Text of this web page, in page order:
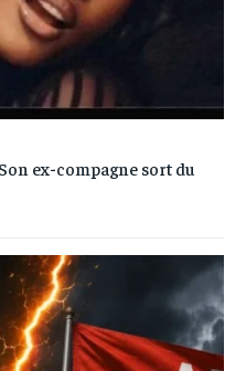
ex-compagne sort du